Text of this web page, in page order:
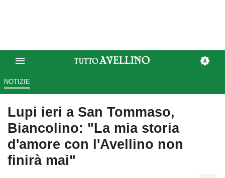
NOTIZIE
Lupi ieri a San Tommaso,
Biancolino: "La mia storia
d'amore con l'Avellino non
finirà mai"